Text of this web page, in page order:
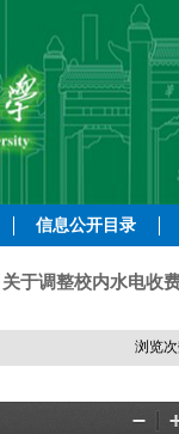
信息公开目录
关于调整校内水电收
浏览